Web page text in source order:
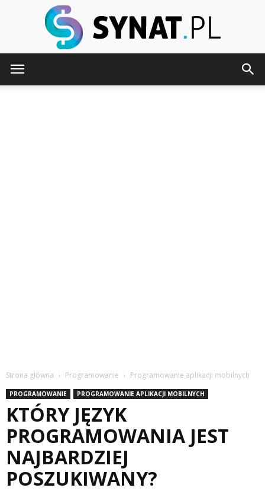
Strona główna Programowanie Programowanie aplikacji mobilnych
PROGRAMOWANIE PROGRAMOWANIE APLIKACJI MOBILNYCH
KTÓRY JĘZYK
PROGRAMOWANIA JEST
NAJBARDZIEJ
POSZUKIWANY?